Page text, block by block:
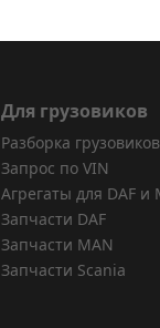
Для грузовиков
Разборка грузовиков
Запрос по VIN
Агрегаты для DAF и
Запчасти DAF
Запчасти MAN
Запчасти Scania